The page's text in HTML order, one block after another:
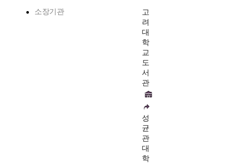
소장기관
고
려
대
학
교
도
서
관
성
균
관
대
학